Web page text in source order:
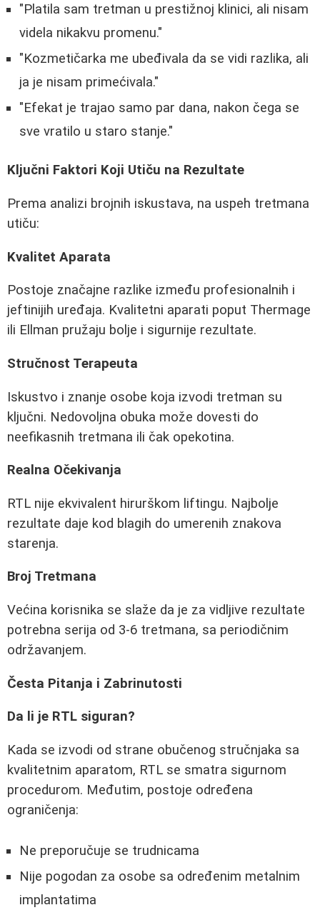
"Platila sam tretman u prestižnoj klinici, ali nisam
videla nikakvu promenu."
"Kozmetičarka me ubeđivala da se vidi razlika, ali
ja je nisam primećivala."
"Efekat je trajao samo par dana, nakon čega se
sve vratilo u staro stanje."
Ključni Faktori Koji Utiču na Rezultate
Prema analizi brojnih iskustava, na uspeh tretmana
utiču:
Kvalitet Aparata
Postoje značajne razlike između profesionalnih i
jeftinijih uređaja. Kvalitetni aparati poput Thermage
ili Ellman pružaju bolje i sigurnije rezultate.
Stručnost Terapeuta
Iskustvo i znanje osobe koja izvodi tretman su
ključni. Nedovoljna obuka može dovesti do
neefikasnih tretmana ili čak opekotina.
Realna Očekivanja
RTL nije ekvivalent hirurškom liftingu. Najbolje
rezultate daje kod blagih do umerenih znakova
starenja.
Broj Tretmana
Većina korisnika se slaže da je za vidljive rezultate
potrebna serija od 3-6 tretmana, sa periodičnim
održavanjem.
Česta Pitanja i Zabrinutosti
Da li je RTL siguran?
Kada se izvodi od strane obučenog stručnjaka sa
kvalitetnim aparatom, RTL se smatra sigurnom
procedurom. Međutim, postoje određena
ograničenja:
Ne preporučuje se trudnicama
Nije pogodan za osobe sa određenim metalnim
implantatima